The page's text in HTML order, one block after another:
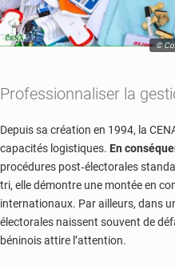
©
Professionnaliser la
Depuis sa création en 1994, la
capacités logistiques. En
procédures post‑électorales
tri, elle démontre une montée en
internationaux. Par ailleurs, dans
électorales naissent souvent de
béninois attire l’attention.